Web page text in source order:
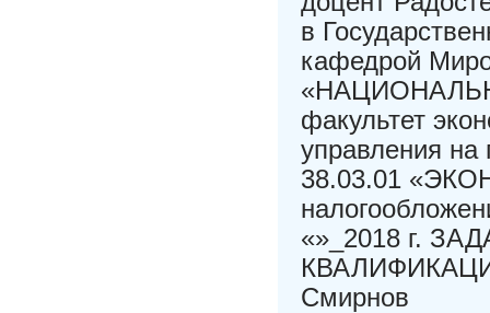
в
кафедрой
факультет
управления на
38.03.01
«»_2018 г.
Смирнов